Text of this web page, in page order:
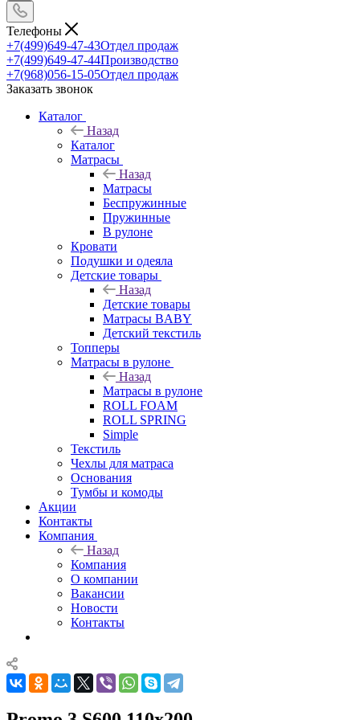
Телефоны
+7(499)649-47-43Отдел продаж
+7(499)649-47-44Производство
+7(968)056-15-05Отдел продаж
Заказать звонок
Каталог
Назад
Каталог
Матрасы
Назад
Матрасы
Беспружинные
Пружинные
В рулоне
Кровати
Подушки и одеяла
Детские товары
Назад
Детские товары
Матрасы BABY
Детский текстиль
Топперы
Матрасы в рулоне
Назад
Матрасы в рулоне
ROLL FOAM
ROLL SPRING
Simple
Текстиль
Чехлы для матраса
Основания
Тумбы и комоды
Акции
Контакты
Компания
Назад
Компания
О компании
Вакансии
Новости
Контакты